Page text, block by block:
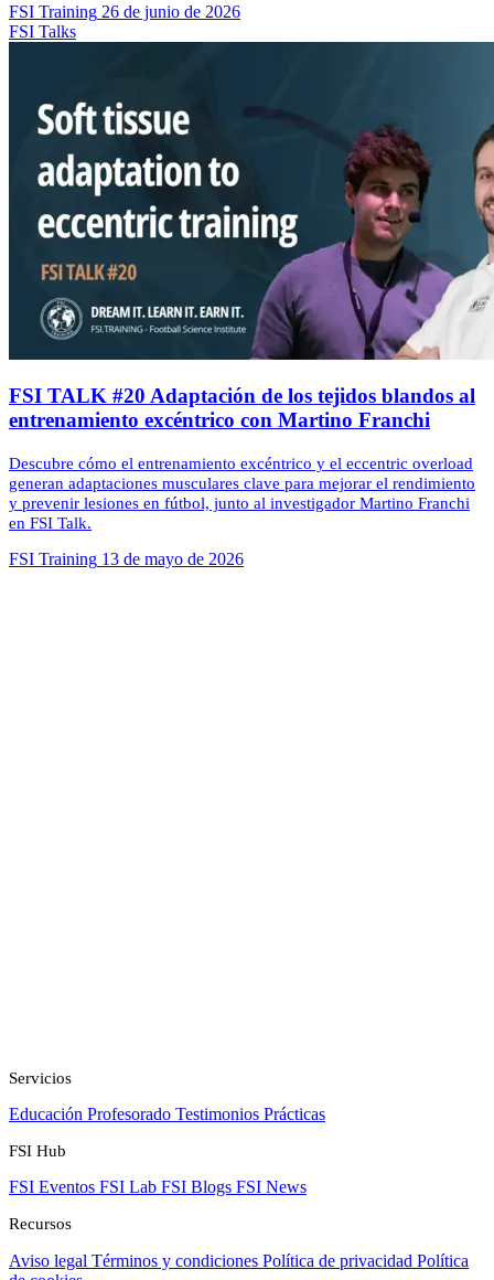
FSI Training 26 de junio de 2026
FSI Talks
FSI TALK #20 Adaptación de los tejidos blandos al
entrenamiento excéntrico con Martino Franchi
Descubre cómo el entrenamiento excéntrico y el eccentric overload
generan adaptaciones musculares clave para mejorar el rendimiento
y prevenir lesiones en fútbol, junto al investigador Martino Franchi
en FSI Talk.
FSI Training 13 de mayo de 2026
Servicios
Educación Profesorado Testimonios Prácticas
FSI Hub
FSI Eventos FSI Lab FSI Blogs FSI News
Recursos
Aviso legal Términos y condiciones Política de privacidad Política